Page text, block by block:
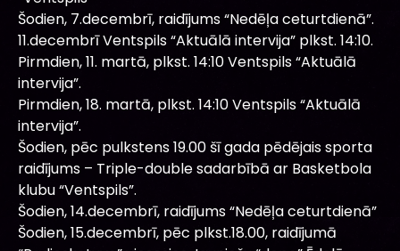
Šodien, 7.decembrī, raidījums “Nedēļa ceturtdienā”.
11.decembrī Ventspils “Aktuālā intervija” plkst. 14:10.
Pirmdien, 11. martā, plkst. 14:10 Ventspils “Aktuālā
intervija”.
Pirmdien, 18. martā, plkst. 14:10 Ventspils “Aktuālā
intervija”.
Šodien, pēc pulkstens 19.00 šī gada pēdējais sporta
raidījums – Triple-double sadarbībā ar Basketbola
klubu “Ventspils”.
Šodien, 14.decembrī, raidījums “Nedēļa ceturtdienā”
Šodien, 15.decembrī, pēc plkst.18.00, raidījumā